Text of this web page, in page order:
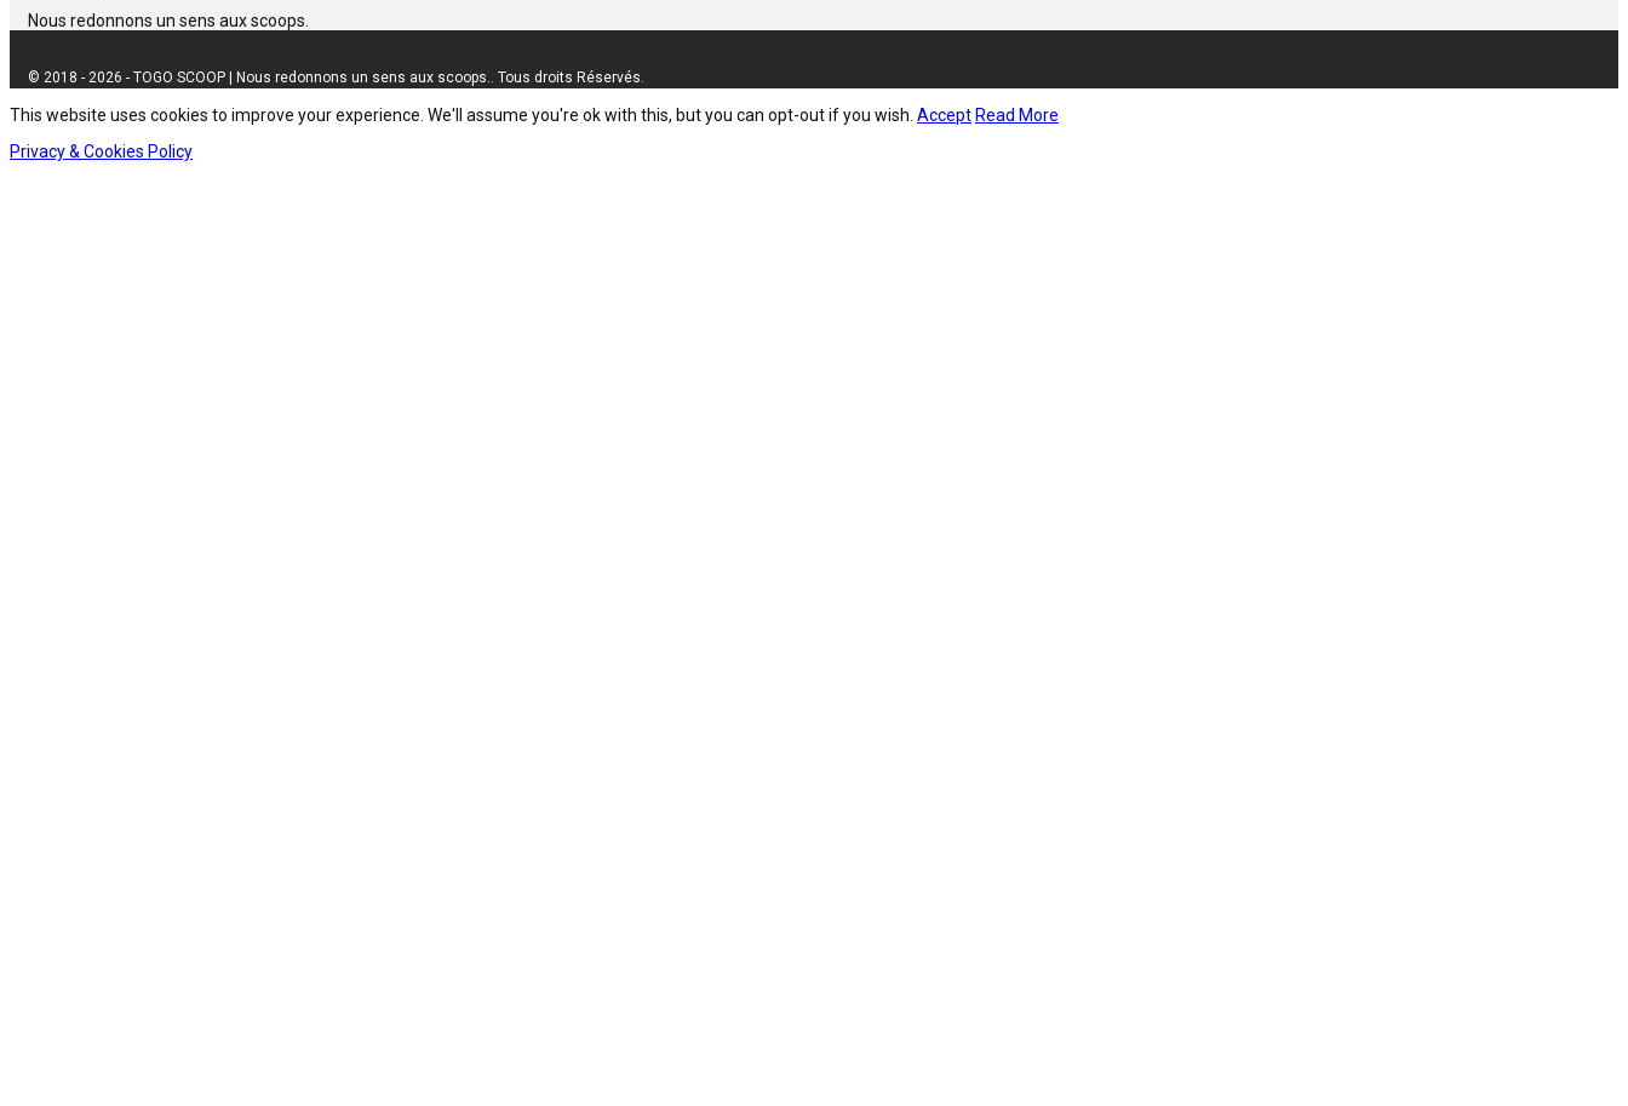
Nous redonnons un sens aux scoops.
© 2018 - 2026 - TOGO SCOOP | Nous redonnons un sens aux scoops.. Tous droits Réservés.
This website uses cookies to improve your experience. We'll assume you're ok with this, but you can opt-out if you wish. Accept Read More
Privacy & Cookies Policy